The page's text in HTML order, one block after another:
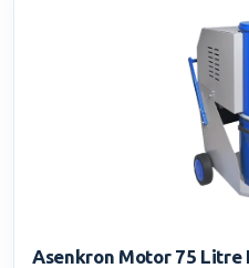
Asenkron Motor 75